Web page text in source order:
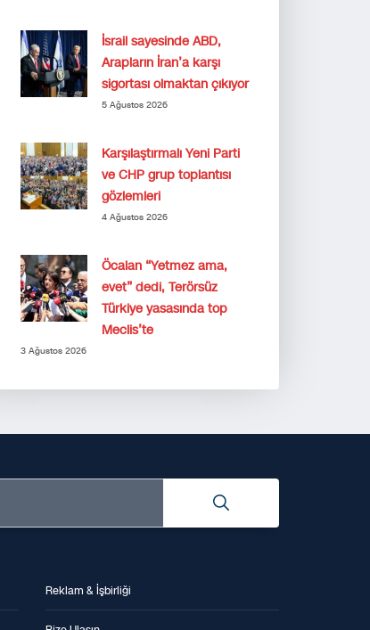
İsrail sayesinde ABD,
Arapların İran’a karşı
sigortası olmaktan çıkıyor
5 Ağustos 2026
Karşılaştırmalı Yeni Parti
ve CHP grup toplantısı
gözlemleri
4 Ağustos 2026
Öcalan “Yetmez ama,
evet” dedi, Terörsüz
Türkiye yasasında top
Meclis’te
3 Ağustos 2026
Reklam & İşbirliği